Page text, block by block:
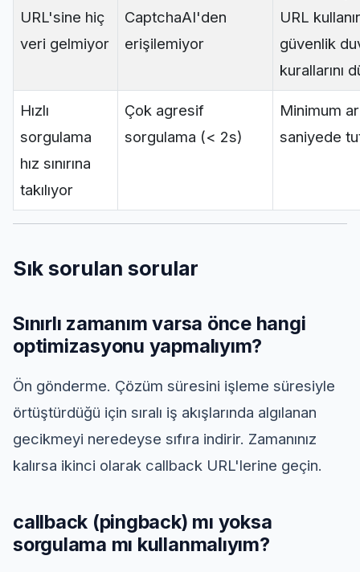
URL'sine hiç
veri gelmiyor
CaptchaAI'den
erişilemiyor
URL
güvenlik
kurallarını
Hızlı
sorgulama
hız sınırına
takılıyor
Çok agresif
sorgulama (< 2s)
Minimum
saniyede
Sık sorulan sorular
Sınırlı zamanım varsa önce hangi
optimizasyonu yapmalıyım?
Ön gönderme. Çözüm süresini işleme süresiyle
örtüştürdüğü için sıralı iş akışlarında algılanan
gecikmeyi neredeyse sıfıra indirir. Zamanınız
kalırsa ikinci olarak callback URL'lerine geçin.
callback (pingback) mı yoksa
sorgulama mı kullanmalıyım?